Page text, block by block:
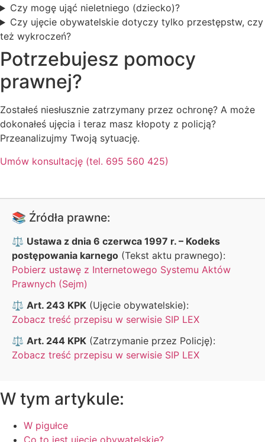
Czy mogę ująć nieletniego (dziecko)?
Czy ujęcie obywatelskie dotyczy tylko przestępstw, czy
też wykroczeń?
Potrzebujesz pomocy
prawnej?
Zostałeś niesłusznie zatrzymany przez ochronę? A może
dokonałeś ujęcia i teraz masz kłopoty z policją?
Przeanalizujmy Twoją sytuację.
Umów konsultację (tel. 695 560 425)
📚 Źródła prawne:
⚖️ Ustawa z dnia 6 czerwca 1997 r. – Kodeks
postępowania karnego (Tekst aktu prawnego):
Pobierz ustawę z Internetowego Systemu Aktów
Prawnych (Sejm)
⚖️ Art. 243 KPK (Ujęcie obywatelskie):
Zobacz treść przepisu w serwisie SIP LEX
⚖️ Art. 244 KPK (Zatrzymanie przez Policję):
Zobacz treść przepisu w serwisie SIP LEX
W tym artykule:
W pigułce